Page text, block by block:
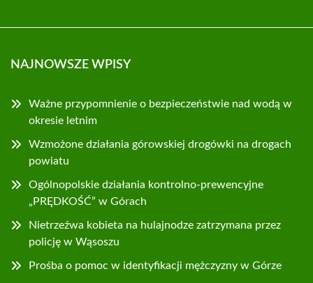
NAJNOWSZE WPISY
Ważne przypomnienie o bezpieczeństwie nad wodą w
okresie letnim
Wzmożone działania górowskiej drogówki na drogach
powiatu
Ogólnopolskie działania kontrolno-prewencyjne
„PRĘDKOŚĆ” w Górach
Nietrzeźwa kobieta na hulajnodze zatrzymana przez
policję w Wąsoszu
Prośba o pomoc w identyfikacji mężczyzny w Górze